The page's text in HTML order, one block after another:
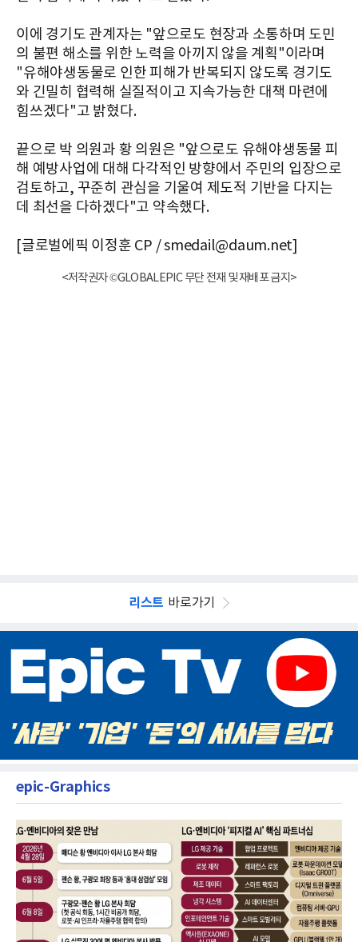
이에 경기도 관계자는 "앞으로도 현장과 소통하며 도민
의 불편 해소를 위한 노력을 아끼지 않을 계획"이라며
"유해야생동물로 인한 피해가 반복되지 않도록 경기도
와 긴밀히 협력해 실질적이고 지속가능한 대책 마련에
힘쓰겠다"고 밝혔다.
끝으로 박 의원과 황 의원은 "앞으로도 유해야생동물 피
해 예방사업에 대해 다각적인 방향에서 주민의 입장으로
검토하고, 꾸준히 관심을 기울여 제도적 기반을 다지는
데 최선을 다하겠다"고 약속했다.
[글로벌에픽 이정훈 CP / smedail@daum.net]
<저작권자 ©GLOBALEPIC 무단 전재 및 재배포 금지>
리스트 바로가기
epic-Graphics